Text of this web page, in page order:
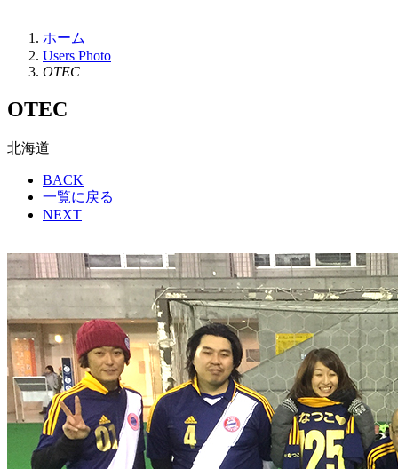
ホーム
Users Photo
OTEC
OTEC
北海道
BACK
一覧に戻る
NEXT